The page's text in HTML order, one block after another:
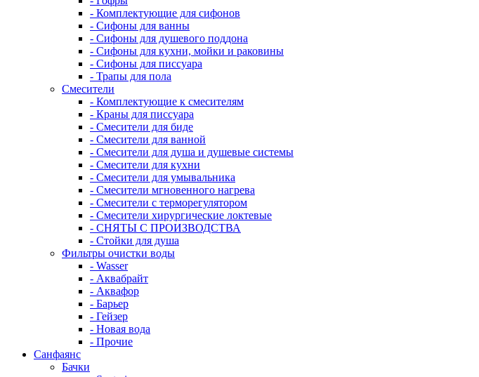
- Комплектующие для сифонов
- Сифоны для ванны
- Сифоны для душевого поддона
- Сифоны для кухни, мойки и раковины
- Сифоны для писсуара
- Трапы для пола
Смесители
- Комплектующие к смесителям
- Краны для писсуара
- Смесители для биде
- Смесители для ванной
- Смесители для душа и душевые системы
- Смесители для кухни
- Смесители для умывальника
- Смесители мгновенного нагрева
- Смесители с терморегулятором
- Смесители хирургические локтевые
- СНЯТЫ С ПРОИЗВОДСТВА
- Стойки для душа
Фильтры очистки воды
- Wasser
- Аквабрайт
- Аквафор
- Барьер
- Гейзер
- Новая вода
- Прочие
Санфаянс
Бачки